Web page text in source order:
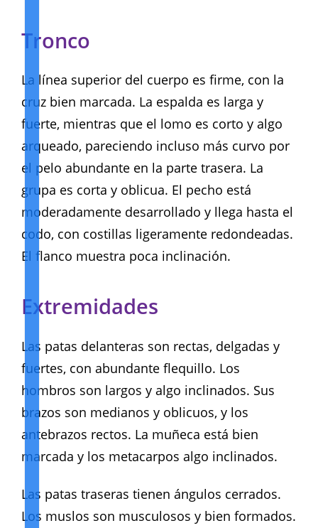
Tronco
La línea superior del cuerpo es firme, con la
cruz bien marcada. La espalda es larga y
fuerte, mientras que el lomo es corto y algo
arqueado, pareciendo incluso más curvo por
el pelo abundante en la parte trasera. La
grupa es corta y oblicua. El pecho está
moderadamente desarrollado y llega hasta el
codo, con costillas ligeramente redondeadas.
El flanco muestra poca inclinación.
Extremidades
Las patas delanteras son rectas, delgadas y
fuertes, con abundante flequillo. Los
hombros son largos y algo inclinados. Sus
brazos son medianos y oblicuos, y los
antebrazos rectos. La muñeca está bien
marcada y los metacarpos algo inclinados.
Las patas traseras tienen ángulos cerrados.
Los muslos son musculosos y bien formados.